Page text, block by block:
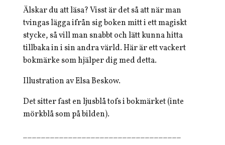
Älskar du att läsa? Visst är det så att när man
tvingas lägga ifrån sig boken mitt i ett magiskt
stycke, så vill man snabbt och lätt kunna hitta
tillbaka in i sin andra värld. Här är ett vackert
bokmärke som hjälper dig med detta.
Illustration av Elsa Beskow.
Det sitter fast en ljusblå tofs i bokmärket (inte
mörkblå som på bilden).
___________________________________